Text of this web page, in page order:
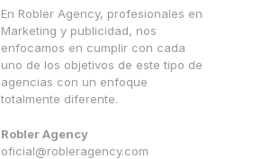
En Robler Agency, profesionales en
Marketing y publicidad, nos
enfocamos en cumplir con cada
uno de los objetivos de este tipo de
agencias con un enfoque
totalmente diferente.
Robler Agency
oficial@robleragency.com